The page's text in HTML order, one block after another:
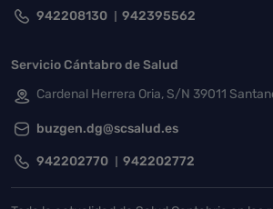
942208130 942395562
Servicio Cántabro de Salud
Cardenal Herrera Oria, S/N 39011
buzgen.dg@scsalud.es
942202770 942202772